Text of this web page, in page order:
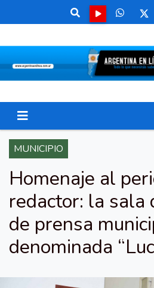
MUNICIPIO
Homenaje al
redactor: la sala
de prensa
denominada